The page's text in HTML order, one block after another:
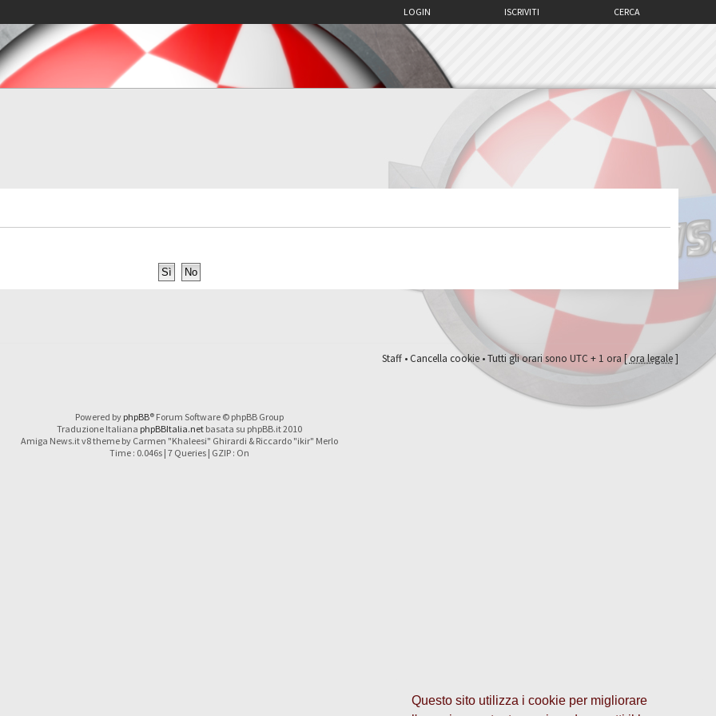
Questo sito utilizza i cookie per migliorare
CERCA
ISCRIVITI
LOGIN
Staff•Cancella cookie• Tutti gli orari sono UTC + 1 ora [ora legale]
Powered by phpBB® Forum Software © phpBB Group
Traduzione Italiana phpBBItalia.netbasata su phpBB.it 2010
Amiga News.it v8 theme by Carmen "Khaleesi" Ghirardi & Riccardo "ikir" Merlo
Time : 0.046s | 7 Queries | GZIP : On